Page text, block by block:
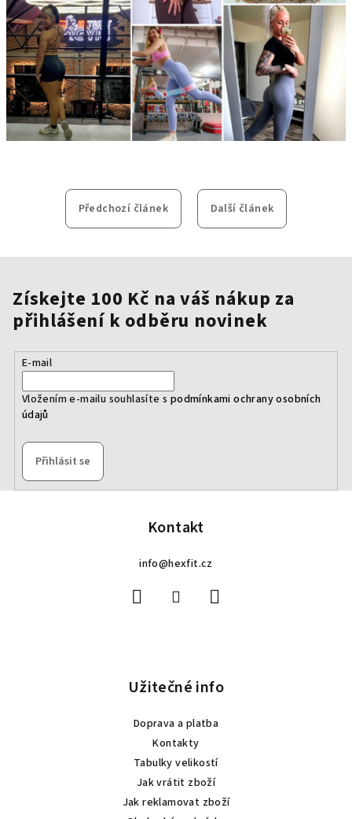
Předchozí článek Další článek
Získejte 100 Kč na váš nákup za
přihlášení k odběru novinek
E-mail
Vložením e-mailu souhlasíte s podmínkami ochrany osobních
údajů
Přihlásit se
Z
Kontakt
info@hexfit.cz
Užitečné info
Doprava a platba
Kontakty
Tabulky velikostí
Jak vrátit zboží
Jak reklamovat zboží